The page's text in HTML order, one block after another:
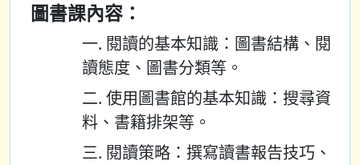
圖書課內容：
一. 閱讀的基本知識：圖書結構、閱
讀態度、圖書分類等。
二. 使用圖書館的基本知識：搜尋資
料、書籍排架等。
三. 閱讀策略：撰寫讀書報告技巧、